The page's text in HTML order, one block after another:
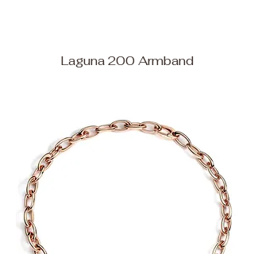
Laguna 200 Armband